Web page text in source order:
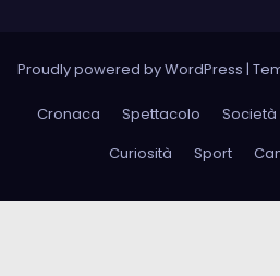
Proudly powered by WordPress |
Cronaca Spettacolo Società
Curiosità
Sport